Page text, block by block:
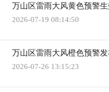
万山区雷雨大风黄色预警生
2026-07-19 08:14:50
万山区雷雨大风橙色预警
2026-07-26 13:15:23